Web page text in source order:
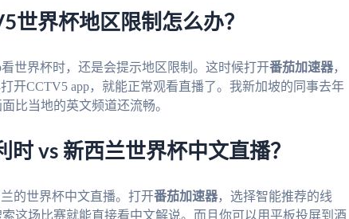
世界杯地区限制怎么办？
世界杯时，还是会提示地区限制。这时候打开番茄加速器，
开CCTV5 app，就能正常观看直播了。我新加坡的同事去年
比当地的英文频道还流畅。
vs 新西兰世界杯中文直播？
的世界杯中文直播。打开番茄加速器，选择智能推荐的线
这场比赛就能直接看中文解说。而且你可以用平板投屏到酒